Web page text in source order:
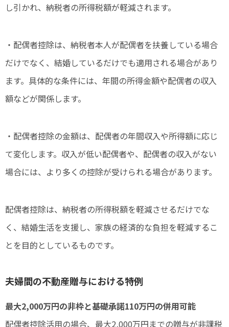
し引かれ、納税者の所得税額が軽減されます。
・配偶者控除は、納税者本人が配偶者を扶養している場合
だけでなく、結婚しているだけでも適用される場合があり
ます。具体的な条件には、年間の所得金額や配偶者の収入
額などが関係します。
・配偶者控除の金額は、配偶者の年間収入や所得額に応じ
て変化します。収入が低い配偶者や、配偶者の収入がない
場合には、より多くの控除が受けられる場合があります。
配偶者控除は、納税者の所得税額を軽減させるだけでな
く、結婚生活を支援し、家族の経済的な負担を軽減するこ
とを目的としているものです。
夫婦間の不動産贈与における特例
最大2,000万円の非枠と基礎承諾110万円の併用可能
配偶者控除活用の場合、最大2,000万円までの贈与が非課税